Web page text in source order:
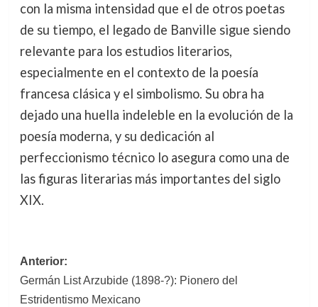
con la misma intensidad que el de otros poetas
de su tiempo, el legado de Banville sigue siendo
relevante para los estudios literarios,
especialmente en el contexto de la poesía
francesa clásica y el simbolismo. Su obra ha
dejado una huella indeleble en la evolución de la
poesía moderna, y su dedicación al
perfeccionismo técnico lo asegura como una de
las figuras literarias más importantes del siglo
XIX.
Navegación
de
Anterior:
Germán List Arzubide (1898-?): Pionero del
Estridentismo Mexicano